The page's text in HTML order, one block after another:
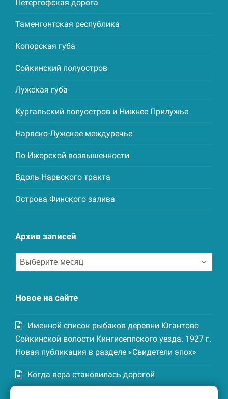
Петергофская дорога
Таменгонтская республика
Копорская губа
Сойкинский полуостров
Лужская губа
Кургальский полуостров и Нижнее Прилужье
Нарвско-Лужское междуречье
По Ижорской возвышенности
Вдоль Нарвского тракта
Острова Финского залива
Архив записей
Архив
записей
Новое на сайте
Именной список рыбаков деревни Югантово
Сойкинской волости Кингисеппского уезда. 1927 г.
Новая публикация в разделе «Свидетели эпох»
Когда вера становилась дорогой